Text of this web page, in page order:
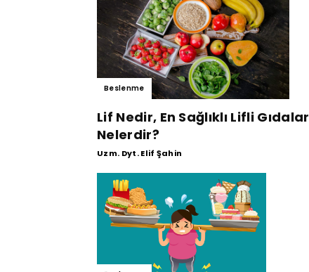
Beslenme
Lif Nedir, En Sağlıklı Lifli Gıdalar
Nelerdir?
Uzm. Dyt. Elif Şahin